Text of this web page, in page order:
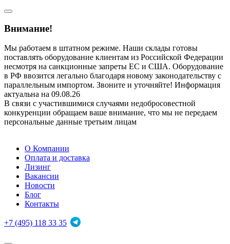
Внимание!
Мы работаем в штатном режиме. Наши склады готовы
поставлять оборудование клиентам из Российской Федерации
несмотря на санкционные запреты ЕС и США. Оборудование
в РФ ввозится легально благодаря новому законодательству с
параллельным импортом. Звоните и уточняйте! Информация
актуальна на 09.08.26
В связи с участившимися случаями недобросовестной
конкуренции обращаем ваше внимание, что мы не передаем
персональные данные третьим лицам
О Компании
Оплата и доставка
Лизинг
Вакансии
Новости
Блог
Контакты
+7 (495) 118 33 35